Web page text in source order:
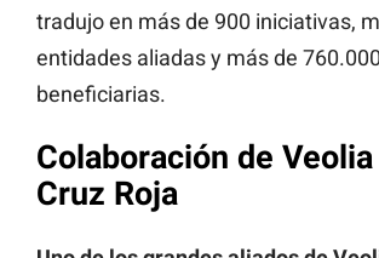
tradujo en más de 900 iniciativas,
entidades aliadas y más de
beneficiarias.
Colaboración de
Cruz Roja